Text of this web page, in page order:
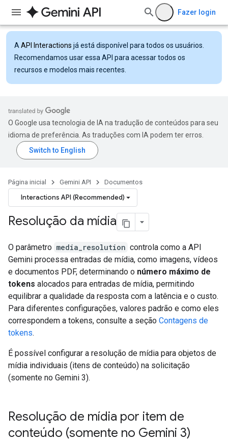
Fazer login
A API Interactions já está disponível para todos os usuários.
Recomendamos usar essa API para acessar todos os
recursos e modelos mais recentes.
O Google usa tecnologia de IA na tradução de conteúdos para seu
idioma de preferência. As traduções com IA podem ter erros.
Página inicial Gemini API Documentos
Interactions API (Recommended)
Resolução da mídia
O parâmetro media_resolution controla como a API
Gemini processa entradas de mídia, como imagens, vídeos
e documentos PDF, determinando o número máximo de
tokens alocados para entradas de mídia, permitindo
equilibrar a qualidade da resposta com a latência e o custo.
Para diferentes configurações, valores padrão e como eles
correspondem a tokens, consulte a seção Contagens de
tokens.
É possível configurar a resolução de mídia para objetos de
mídia individuais (itens de conteúdo) na solicitação
(somente no Gemini 3).
Resolução de mídia por item de
conteúdo (somente no Gemini 3)